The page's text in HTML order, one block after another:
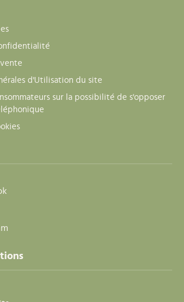
d'Utilisation du site
sur la possibilité de s'opposer